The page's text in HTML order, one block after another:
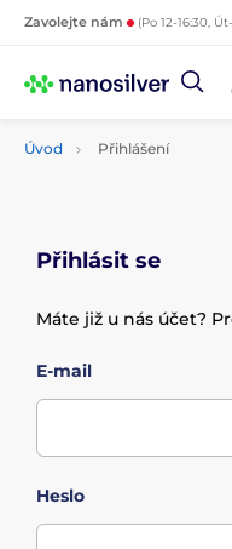
Zavolejte nám (Po 12-16:30,
Úvod Přihlášení
Přihlásit se
Máte již u nás účet?
E-mail
Heslo